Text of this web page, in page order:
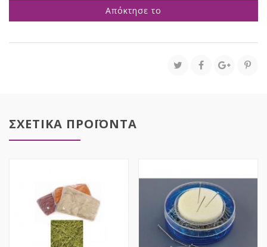
30ΕΚ.
Απόκτησε το
ΣΧΕΤΙΚΑ ΠΡΟΪΟΝΤΑ